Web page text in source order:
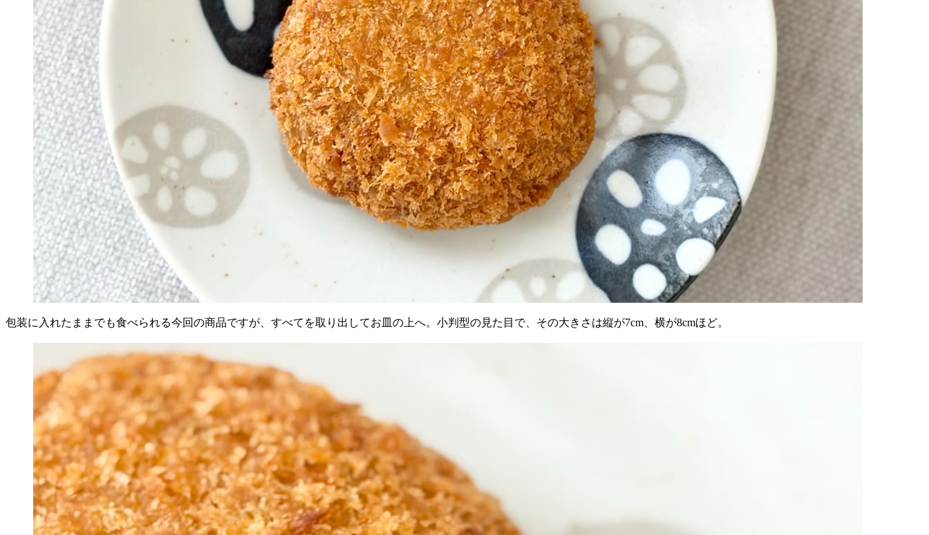
包装に入れたままでも食べられる今回の商品ですが、すべてを取り出してお皿の上へ。小判型の見た目で、その大きさは縦が7cm、横が8cmほど。